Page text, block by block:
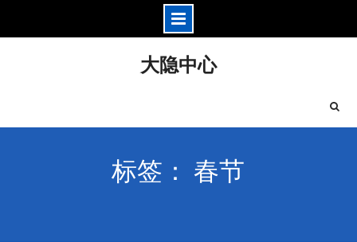
大隐中心
标签： 春节